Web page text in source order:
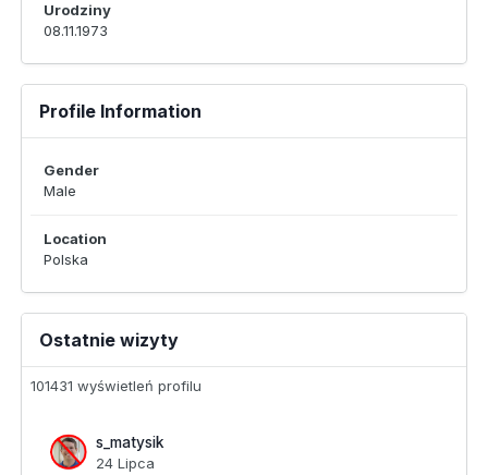
Urodziny
08.11.1973
Profile Information
Gender
Male
Location
Polska
Ostatnie wizyty
101431 wyświetleń profilu
s_matysik
24 Lipca